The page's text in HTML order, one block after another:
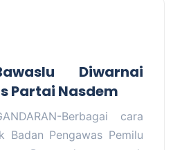
Diwarnai
Partai Nasdem
Berbagai cara
Badan Pengawas Pemilu